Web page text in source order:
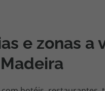
e zonas a
Madeira